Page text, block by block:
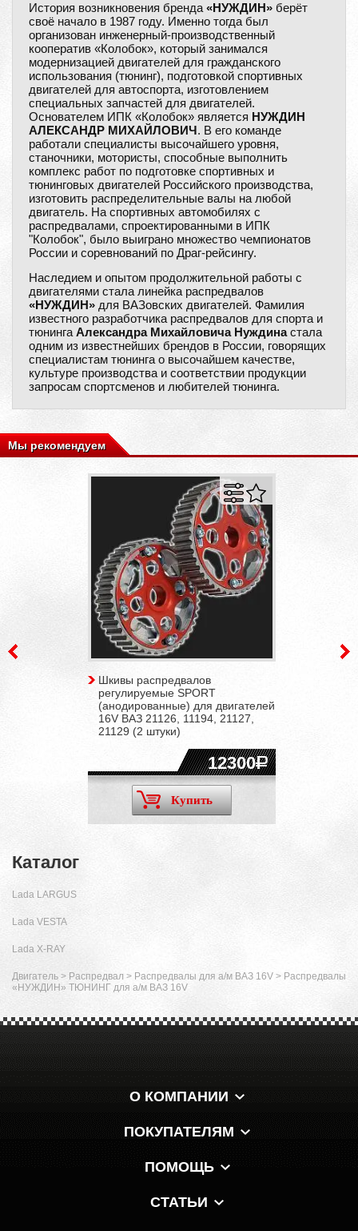
История возникновения бренда «НУЖДИН» берёт
своё начало в 1987 году. Именно тогда был
организован инженерный-производственный
кооператив «Колобок», который занимался
модернизацией двигателей для гражданского
использования (тюнинг), подготовкой спортивных
двигателей для автоспорта, изготовлением
специальных запчастей для двигателей.
Основателем ИПК «Колобок» является НУЖДИН
АЛЕКСАНДР МИХАЙЛОВИЧ . В его команде
работали специалисты высочайшего уровня,
станочники, мотористы, способные выполнить
комплекс работ по подготовке спортивных и
тюнинговых двигателей Российского производства,
изготовить распределительные валы на любой
двигатель. На спортивных автомобилях с
распредвалами, спроектированными в ИПК
"Колобок", было выиграно множество чемпионатов
России и соревнований по Драг-рейсингу.
Наследием и опытом продолжительной работы с
двигателями стала линейка распредвалов
«НУЖДИН» для ВАЗовских двигателей. Фамилия
известного разработчика распредвалов для спорта и
тюнинга Александра Михайловича Нуждинастала
одним из известнейших брендов в России, говорящих
специалистам тюнинга о высочайшем качестве,
культуре производства и соответствии продукции
запросам спортсменов и любителей тюнинга.
Мы рекомендуем
Шкивы распредвалов
регулируемые SPORT
(анодированные) для двигателей
16V ВАЗ 21126, 11194, 21127,
21129 (2 штуки)
12300
Купить
Каталог
Lada LARGUS
Lada VESTA
Lada X-RAY
Двигатель > Распредвал > Распредвалы для а/м ВАЗ 16V > Распредвалы
«НУЖДИН» ТЮНИНГ для а/м ВАЗ 16V
О КОМПАНИИ
ПОКУПАТЕЛЯМ
ПОМОЩЬ
СТАТЬИ